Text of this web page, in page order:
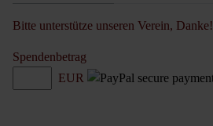
Bitte unterstütze unseren Verein, Danke!
Spendenbetrag
EUR